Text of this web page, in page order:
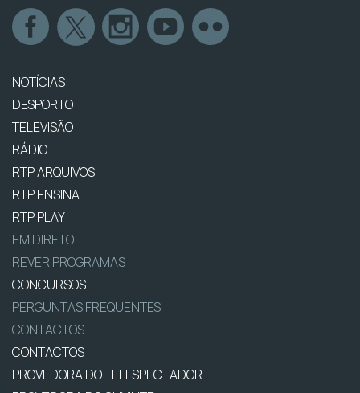
NOTÍCIAS
DESPORTO
TELEVISÃO
RÁDIO
RTP ARQUIVOS
RTP ENSINA
RTP PLAY
EM DIRETO
REVER PROGRAMAS
CONCURSOS
PERGUNTAS FREQUENTES
CONTACTOS
CONTACTOS
PROVEDORA DO TELESPECTADOR